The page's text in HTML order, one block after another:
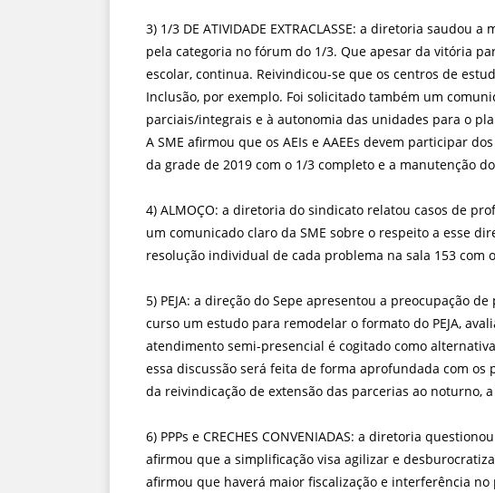
3) 1/3 DE ATIVIDADE EXTRACLASSE: a diretoria
pela categoria no fórum do 1/3. Que apesar da vitória
escolar, continua. Reivindicou-se que os centros de
Inclusão, por exemplo. Foi solicitado também um
parciais/integrais e à autonomia das unidades para o
A SME afirmou que os AEIs e AAEEs devem participar
da grade de 2019 com o 1/3 completo e a manutenção
4) ALMOÇO: a diretoria do sindicato relatou casos de
um comunicado claro da SME sobre o respeito a esse
resolução individual de cada problema na sala 153 com
5) PEJA: a direção do Sepe apresentou a preocupação
curso um estudo para remodelar o formato do PEJA,
atendimento semi-presencial é cogitado como
essa discussão será feita de forma aprofundada com
da reivindicação de extensão das parcerias ao noturno,
6) PPPs e CRECHES CONVENIADAS: a diretoria
afirmou que a simplificação visa agilizar e
afirmou que haverá maior fiscalização e interferência